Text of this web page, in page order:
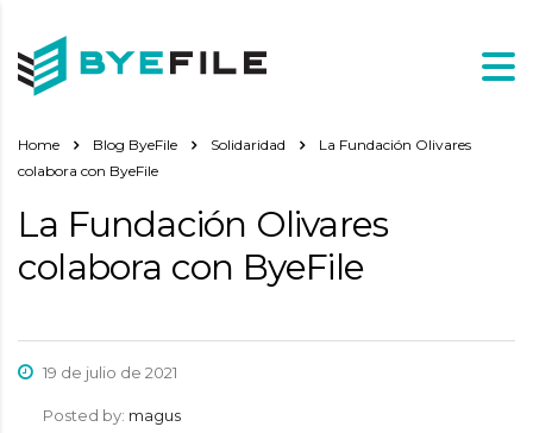
Home Blog ByeFile Solidaridad
La Fundación Olivares
colabora con ByeFile
La Fundación Olivares
colabora con ByeFile
19 de julio de 2021
Posted by: magus